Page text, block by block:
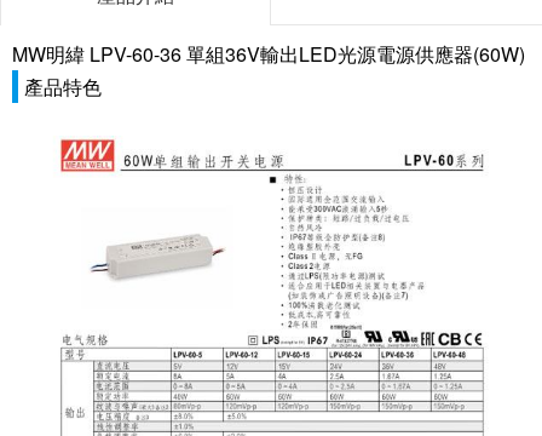
MW明緯 LPV-60-36 單組36V輸出LED光源電源供應器(60W)
產品特色